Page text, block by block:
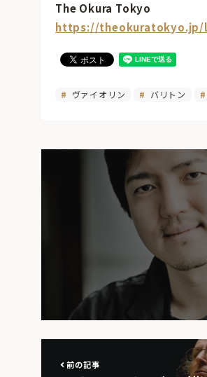
The Okura Tokyo
https://theokuratokyo.jp/
ヴァイオリン バリトン
前の記事